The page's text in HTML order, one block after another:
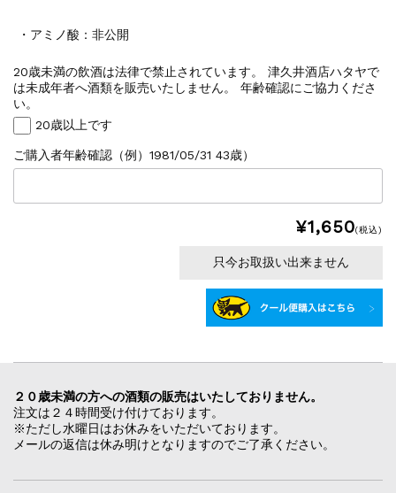
・アミノ酸：非公開
20歳未満の飲酒は法律で禁止されています。 津久井酒店ハタヤで
は未成年者へ酒類を販売いたしません。 年齢確認にご協力くださ
い。
20歳以上です
ご購入者年齢確認（例）1981/05/31 43歳）
¥1,650(税込)
只今お取扱い出来ません
２０歳未満の方への酒類の販売はいたしておりません。
注文は２４時間受け付けております。
※ただし水曜日はお休みをいただいております。
メールの返信は休み明けとなりますのでご了承ください。